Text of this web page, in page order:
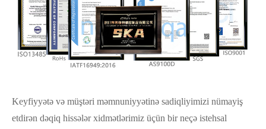
Keyfiyyətə və müştəri məmnuniyyətinə sadiqliyimizi nümayiş
etdirən dəqiq hissələr xidmətlərimiz üçün bir neçə istehsal